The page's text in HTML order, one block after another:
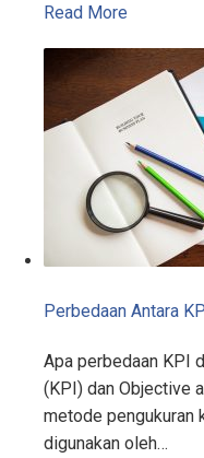
Read More
Perbedaan Antara
Apa perbedaan KPI
(KPI) dan Objective
metode pengukuran
digunakan oleh…